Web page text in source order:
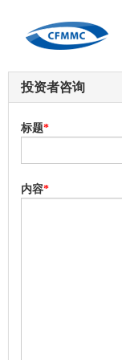
投资者咨询
标题*
内容*